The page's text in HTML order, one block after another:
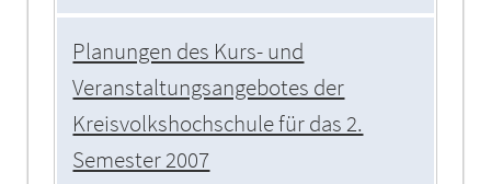
Planungen des Kurs- und
Veranstaltungsangebotes der
Kreisvolkshochschule für das 2.
Semester 2007